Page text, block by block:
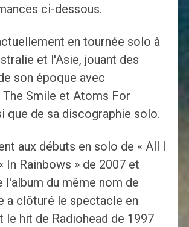
ci-dessous.
en tournée solo à
et l'Asie, jouant des
son époque avec
The Smile et Atoms For
que de sa discographie solo.
aux débuts en solo de « All I
In Rainbows » de 2007 et
l'album du même nom de
a clôturé le spectacle en
le hit de Radiohead de 1997